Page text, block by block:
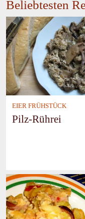
Beliebtesten
EIER FRÜHSTÜCK
Pilz-Rührei